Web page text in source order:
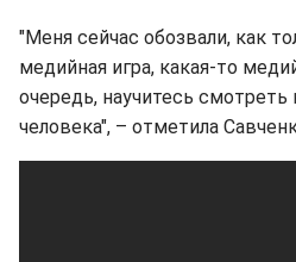
"Меня сейчас обозвали, как
медийная игра, какая-то
очередь, научитесь смотреть
человека", – отметила